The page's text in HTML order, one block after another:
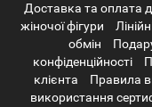
Доставка та оплата
жіночої фігури
обмін
конфіденційності
клієнта
Правила
використання